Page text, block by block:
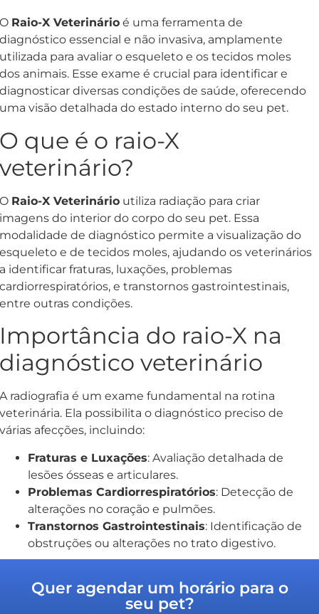
O Raio-X Veterinário é uma ferramenta de
diagnóstico essencial e não invasiva, amplamente
utilizada para avaliar o esqueleto e os tecidos moles
dos animais. Esse exame é crucial para identificar e
diagnosticar diversas condições de saúde, oferecendo
uma visão detalhada do estado interno do seu pet.
O que é o raio-X
veterinário?
O Raio-X Veterinário utiliza radiação para criar
imagens do interior do corpo do seu pet. Essa
modalidade de diagnóstico permite a visualização do
esqueleto e de tecidos moles, ajudando os veterinários
a identificar fraturas, luxações, problemas
cardiorrespiratórios, e transtornos gastrointestinais,
entre outras condições.
Importância do raio-X na
diagnóstico veterinário
A radiografia é um exame fundamental na rotina
veterinária. Ela possibilita o diagnóstico preciso de
várias afecções, incluindo:
Fraturas e Luxações: Avaliação detalhada de
lesões ósseas e articulares.
Problemas Cardiorrespiratórios: Detecção de
alterações no coração e pulmões.
Transtornos Gastrointestinais: Identificação de
obstruções ou alterações no trato digestivo.
Quer agendar um horário para o
seu pet?